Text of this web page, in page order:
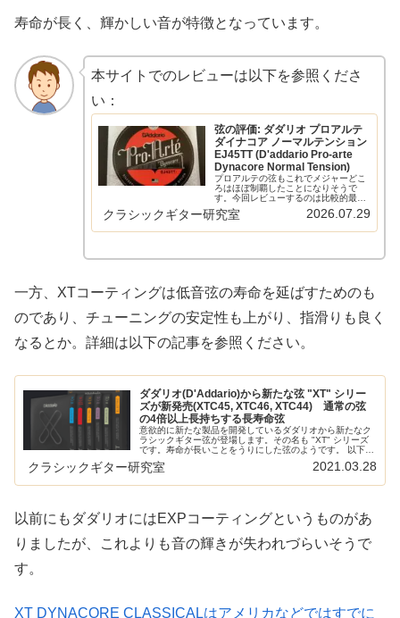
寿命が長く、輝かしい音が特徴となっています。
本サイトでのレビューは以下を参照くださ
い：
弦の評価: ダダリオ プロアルテ
ダイナコア ノーマルテンション
EJ45TT (D'addario Pro-arte
Dynacore Normal Tension)
プロアルテの弦もこれでメジャーどこ
ろはほぼ制覇したことになりそうで
す。今回レビューするのは比較的最近
発売されたダイナコアです。なかなか
仰々しい名前の弦です。 以下の記事で
クラシックギター研究室 2026.07.29
一方、XTコーティングは低音弦の寿命を延ばすためのも
のであり、チューニングの安定性も上がり、指滑りも良く
なるとか。詳細は以下の記事を参照ください。
ダダリオ(D'Addario)から新たな弦 "XT" シリー
ズが新発売(XTC45, XTC46, XTC44) 通常の弦
の4倍以上長持ちする長寿命弦
意欲的に新たな製品を開発しているダダリオから新たなク
ラシックギター弦が登場します。その名も "XT" シリーズ
です。寿命が長いことをうりにした弦のようです。 以下の
記事で本ブログの弦のレビュー/感想/情報記事をまとめて
います: 低音弦の寿命...
クラシックギター研究室 2021.03.28
以前にもダダリオにはEXPコーティングというものがあ
りましたが、これよりも音の輝きが失われづらいそうで
す。
XT DYNACORE CLASSICALはアメリカなどではすでに